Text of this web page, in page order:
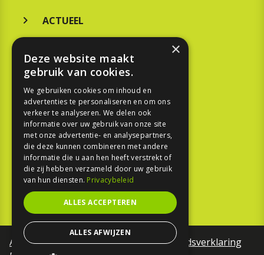
ACTUEEL
KOOPGIDS
TESTEN
SPORT
REPORTAGE
TOUREN
NIEUWSBRIEF
Algemene voorwaardenToegankelijkheidsverklaring
×
Deze website maakt
gebruik van cookies.
We gebruiken cookies om inhoud en
advertenties te personaliseren en om ons
verkeer te analyseren. We delen ook
informatie over uw gebruik van onze site
met onze advertentie- en analysepartners,
die deze kunnen combineren met andere
informatie die u aan hen heeft verstrekt of
die zij hebben verzameld door uw gebruik
van hun diensten. Privacybeleid
ALLES ACCEPTEREN
ALLES AFWIJZEN